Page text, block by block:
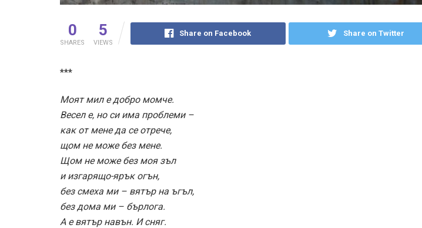
0
SHARES
5
VIEWS
Share on Facebook Share on Twitter
***
Моят мил е добро момче.
Весел е, но си има проблеми –
как от мене да се отрече,
щом не може без мене.
Щом не може без моя зъл
и изгарящо-ярък огън,
без смеха ми – вятър на ъгъл,
без дома ми – бърлога.
А е вятър навън. И сняг.